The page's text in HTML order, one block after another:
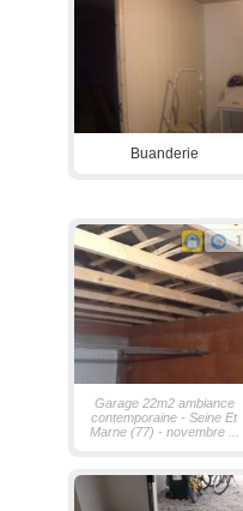
Buanderie
1
Garage 22m2 ambiance
contemporaine - Seine Et
Marne (77) - novembre ...